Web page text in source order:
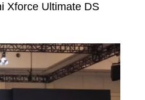
Xforce Ultimate DS